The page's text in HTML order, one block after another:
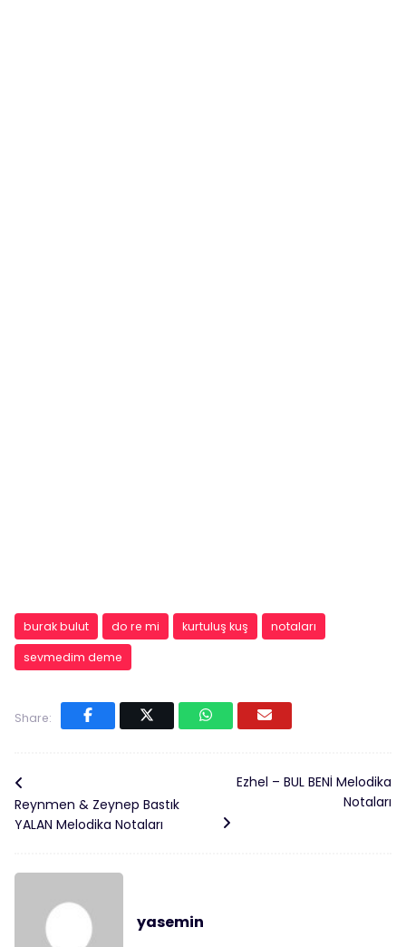
burak bulut do re mi kurtuluş kuş
notaları
sevmedim deme
Share:
Reynmen & Zeynep Bastık
YALAN Melodika Notaları
Ezhel – BUL BENİ Melodika
Notaları
yasemin